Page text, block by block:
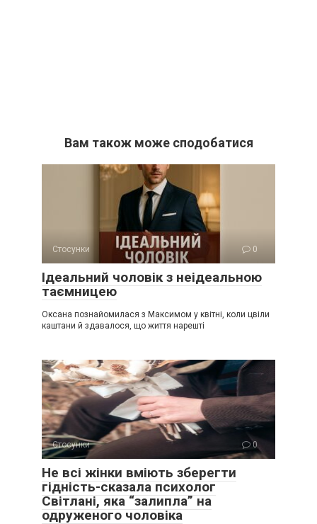
Вам також може сподобатися
Стосунки 0
Ідеальний чоловік з неідеальною
таємницею
Оксана познайомилася з Максимом у квітні, коли цвіли
каштани й здавалося, що життя нарешті
Стосунки 0
Не всі жінки вміють зберегти
гідність-сказала психолог
Світлані, яка “залипла” на
одруженого чоловіка